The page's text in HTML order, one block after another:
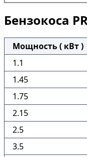
Бензокоса
Мощность ( кВт )
1.1
1.45
1.75
2.15
2.5
3.5